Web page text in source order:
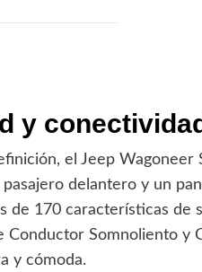
y
el Jeep Wagoneer
delantero y un
de 170 características de
Somnoliento y
y cómoda.